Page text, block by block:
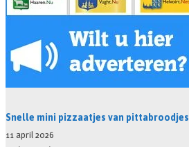
Snelle mini pizzaatjes van pittabroodjes
11 april 2026